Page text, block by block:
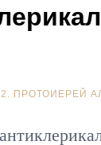
ПРОТОИЕРЕЙ